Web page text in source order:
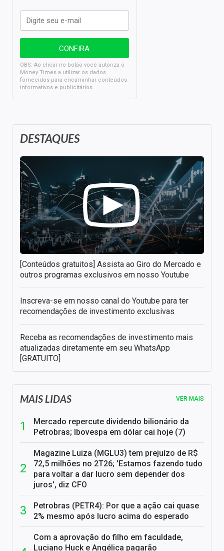
DESTAQUES
[Conteúdos gratuitos] Assista ao Giro do Mercado e
outros programas exclusivos em nosso Youtube
Inscreva-se em nosso canal do Youtube para ter
recomendações de investimento exclusivas
Receba as recomendações de investimento mais
atualizadas diretamente em seu WhatsApp
[GRATUITO]
OBS: Ao clicar no botão você autoriza o
Money Times a utilizar os dados
fornecidos para encaminhar conteúdos
informativos e publicitários.
MAIS LIDAS VER MAIS
Mercado repercute dividendo bilionário da
Petrobras; Ibovespa em dólar cai hoje (7)
Magazine Luiza (MGLU3) tem prejuízo de R$
72,5 milhões no 2T26; 'Estamos fazendo tudo
para voltar a dar lucro sem depender dos
juros', diz CFO
Petrobras (PETR4): Por que a ação cai quase
2% mesmo após lucro acima do esperado
Com a aprovação do filho em faculdade,
Luciano Huck e Angélica pagarão